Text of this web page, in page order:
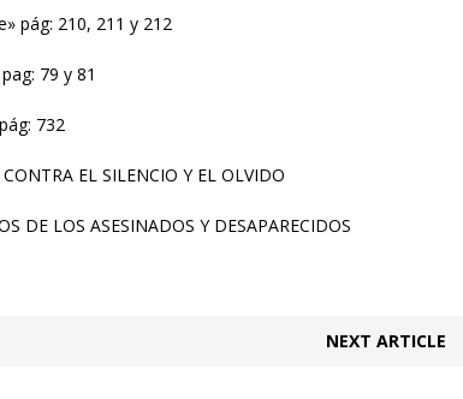
pág: 210, 211 y 212
79 y 81
732
EL SILENCIO Y EL OLVIDO
DE LOS ASESINADOS Y DESAPARECIDOS
NEXT ARTICLE